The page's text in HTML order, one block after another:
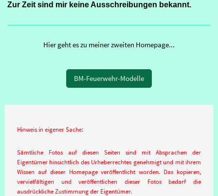
Zur Zeit sind mir keine Ausschreibungen bekannt.
Hier geht es zu meiner zweiten Homepage...
BM-Feuerwehr-Modelle
Hinweis in eigener Sache:
Sämtliche Fotos auf diesen Seiten sind mit Absprachen der
Eigentümer hinsichtlich des Urheberrechtes genehmigt und mit ihrem
Wissen auf dieser Homepage veröffentlicht worden. Das kopieren,
vervielfältigen und veröffentlichen dieser Fotos bedarf die
ausdrückliche Zustimmung der Eigentümer.